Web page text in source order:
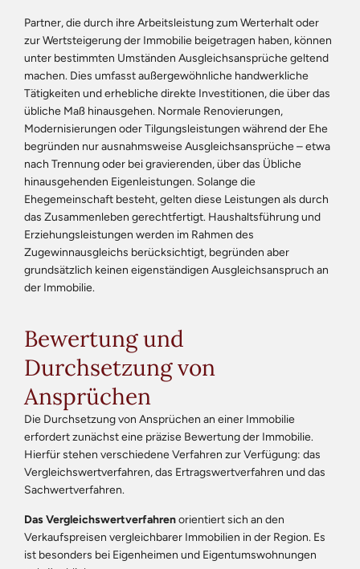
Partner, die durch ihre Arbeitsleistung zum Werterhalt oder
zur Wertsteigerung der Immobilie beigetragen haben, können
unter bestimmten Umständen Ausgleichsansprüche geltend
machen. Dies umfasst außergewöhnliche handwerkliche
Tätigkeiten und erhebliche direkte Investitionen, die über das
übliche Maß hinausgehen. Normale Renovierungen,
Modernisierungen oder Tilgungsleistungen während der Ehe
begründen nur ausnahmsweise Ausgleichsansprüche – etwa
nach Trennung oder bei gravierenden, über das Übliche
hinausgehenden Eigenleistungen. Solange die
Ehegemeinschaft besteht, gelten diese Leistungen als durch
das Zusammenleben gerechtfertigt. Haushaltsführung und
Erziehungsleistungen werden im Rahmen des
Zugewinnausgleichs berücksichtigt, begründen aber
grundsätzlich keinen eigenständigen Ausgleichsanspruch an
der Immobilie.
Bewertung und
Durchsetzung von
Ansprüchen
Die Durchsetzung von Ansprüchen an einer Immobilie
erfordert zunächst eine präzise Bewertung der Immobilie.
Hierfür stehen verschiedene Verfahren zur Verfügung: das
Vergleichswertverfahren, das Ertragswertverfahren und das
Sachwertverfahren.
Das Vergleichswertverfahrenorientiert sich an den
Verkaufspreisen vergleichbarer Immobilien in der Region. Es
ist besonders bei Eigenheimen und Eigentumswohnungen